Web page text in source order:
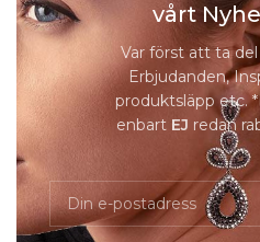
vårt
Var först att ta
Erbjudanden,
produktsläpp etc.
enbart EJ redan
-25%
PFG Stockholm –
950kr 713kr